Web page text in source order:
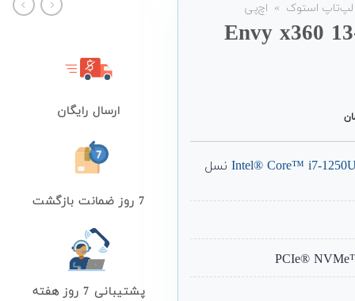
لپ‌تاپ استوک » اچ‌پی
Intel® Core™ i7-نسل
ارسال رایگان
7 روز ضمانت بازگشت
پشتیبانی 7 روز هفته